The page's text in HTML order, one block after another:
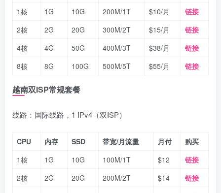
1核
1G 10G 200M/1T $10/月
链接
2核
2G 20G 300M/2T $15/月
链接
4核
4G 50G 400M/3T $38/月
链接
8核
8G 100G 500M/5T $55/月 链接
越南双ISP常规套餐
线路：国际线路，1 IPv4（双ISP）
CPU 内存 SSD 带宽/月流量 月付
购买
1核
1G 10G 100M/1T $12
链接
2核
2G 20G 200M/2T $14
链接